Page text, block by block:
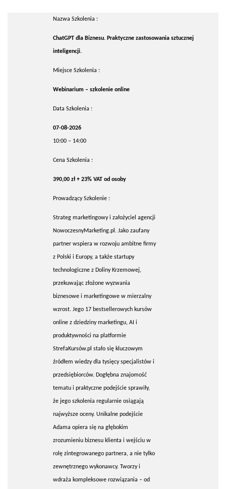
Nazwa Szkolenia :
ChatGPT dla Biznesu. Praktyczne zastosowania sztucznej
inteligencji.
Miejsce Szkolenia :
Webinarium – szkolenie online
Data Szkolenia :
07-08-2026
10:00 – 14:00
Cena Szkolenia :
390,00 zł + 23% VAT od osoby
Prowadzący Szkolenie :
Strateg marketingowy i założyciel agencji
NowoczesnyMarketing.pl. Jako zaufany
partner wspiera w rozwoju ambitne firmy
z Polski i Europy, a także startupy
technologiczne z Doliny Krzemowej,
przekuwając złożone wyzwania
biznesowe i marketingowe w mierzalny
wzrost. Jego 17 bestsellerowych kursów
online z dziedziny marketingu, AI i
produktywności na platformie
StrefaKursów.pl stało się kluczowym
źródłem wiedzy dla tysięcy specjalistów i
przedsiębiorców. Dogłębna znajomość
tematu i praktyczne podejście sprawiły,
że jego szkolenia regularnie osiągają
najwyższe oceny. Unikalne podejście
Adama opiera się na głębokim
zrozumieniu biznesu klienta i wejściu w
rolę zintegrowanego partnera, a nie tylko
zewnętrznego wykonawcy. Tworzy i
wdraża kompleksowe rozwiązania – od